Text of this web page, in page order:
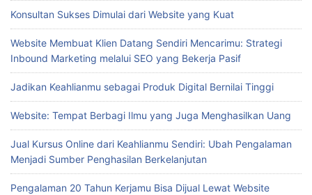
Konsultan Sukses Dimulai dari Website yang Kuat
Website Membuat Klien Datang Sendiri Mencarimu: Strategi
Inbound Marketing melalui SEO yang Bekerja Pasif
Jadikan Keahlianmu sebagai Produk Digital Bernilai Tinggi
Website: Tempat Berbagi Ilmu yang Juga Menghasilkan Uang
Jual Kursus Online dari Keahlianmu Sendiri: Ubah Pengalaman
Menjadi Sumber Penghasilan Berkelanjutan
Pengalaman 20 Tahun Kerjamu Bisa Dijual Lewat Website